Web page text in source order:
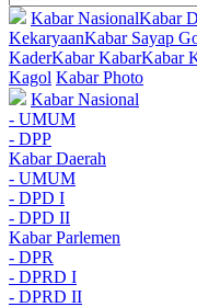
Kabar NasionalKabar
KekaryaanKabar Sayap
KaderKabar KabarKabar
Kagol Kabar Photo
Kabar Nasional
- UMUM
- DPP
Kabar Daerah
- UMUM
- DPD I
- DPD II
Kabar Parlemen
- DPR
- DPRD I
- DPRD II